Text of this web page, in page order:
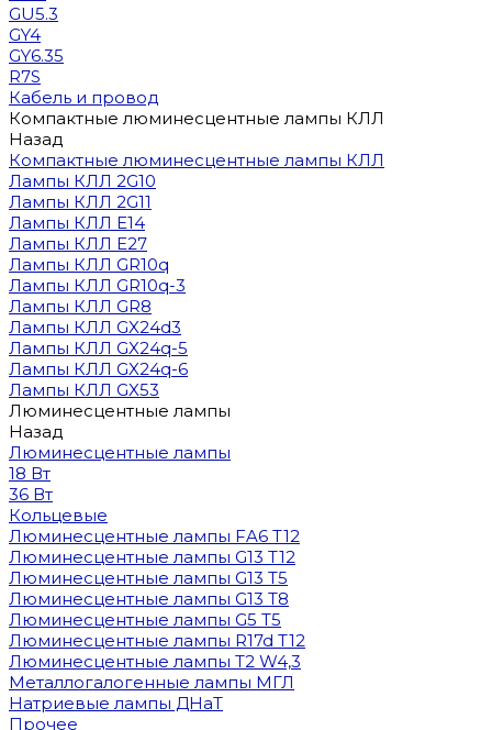
GU5.3
GY4
GY6.35
R7S
Кабель и провод
Компактные люминесцентные лампы КЛЛ
Назад
Компактные люминесцентные лампы КЛЛ
Лампы КЛЛ 2G10
Лампы КЛЛ 2G11
Лампы КЛЛ E14
Лампы КЛЛ E27
Лампы КЛЛ GR10q
Лампы КЛЛ GR10q-3
Лампы КЛЛ GR8
Лампы КЛЛ GX24d3
Лампы КЛЛ GX24q-5
Лампы КЛЛ GX24q-6
Лампы КЛЛ GX53
Люминесцентные лампы
Назад
Люминесцентные лампы
18 Вт
36 Вт
Кольцевые
Люминесцентные лампы FA6 T12
Люминесцентные лампы G13 T12
Люминесцентные лампы G13 T5
Люминесцентные лампы G13 T8
Люминесцентные лампы G5 T5
Люминесцентные лампы R17d T12
Люминесцентные лампы T2 W4,3
Металлогалогенные лампы МГЛ
Натриевые лампы ДНаТ
Прочее